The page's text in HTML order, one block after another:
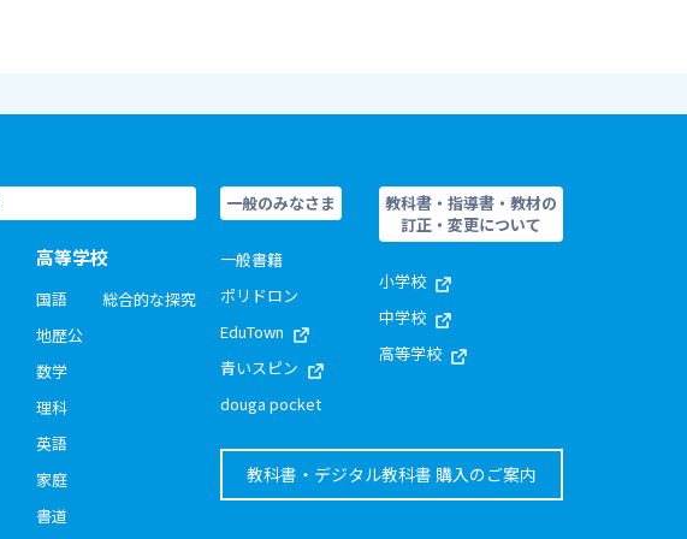
高等学校
国語
地歴公
数学
理科
英語
家庭
書道
総合的な探究
一般のみなさま
一般書籍
ポリドロン
EduTown
青いスピン
douga pocket
教科書・指導書・教材の
訂正・変更について
小学校
中学校
高等学校
教科書・デジタル教科書 購入のご案内